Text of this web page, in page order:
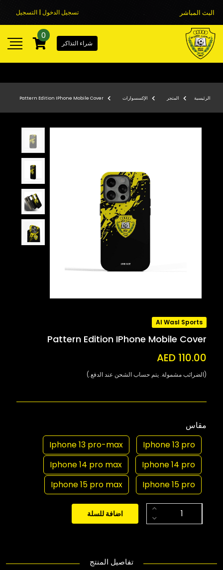
البث المباشر تسجيل الدخول | التسجيل
شراء التذاكر
0
الرئيسية المتجر الإكسسوارات Pattern Edition IPhone Mobile Cover
Al Wasl Sports
Pattern Edition IPhone Mobile Cover
AED 110.00
(الضرائب مشمولة. يتم حساب الشحن عند الدفع.)
مقاس
Iphone 13 pro
Iphone 13 pro-max
Iphone 14 pro
Iphone 14 pro max
Iphone 15 pro
Iphone 15 pro max
اضافة للسلة
تفاصيل المنتج